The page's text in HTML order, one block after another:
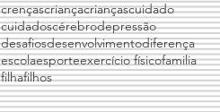
crençascriançacriançascuidado
cuidadoscérebrodepressão
desafiosdesenvolvimentodiferença
escolaesporteexercício físicofamilia
filhafilhos